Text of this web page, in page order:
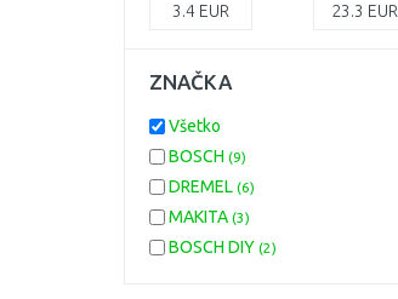
3.4 EUR 23.3 EUR
ZNAČKA
Všetko
BOSCH (9)
DREMEL (6)
MAKITA (3)
BOSCH DIY (2)